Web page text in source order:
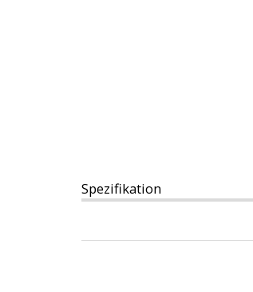
Spezifikation